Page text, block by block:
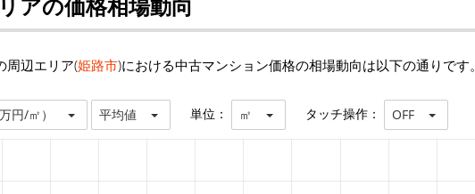
周辺エリア(姫路市)における中古マンション価格の相場動向は以下の通りです。
円/㎡） 平均値 単位： ㎡ タッチ操作： OFF